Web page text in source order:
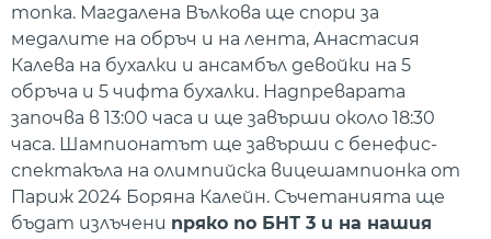
топка. Магдалена Вълкова ще спори за
медалите на обръч и на лента, Анастасия
Калева на бухалки и ансамбъл девойки на 5
обръча и 5 чифта бухалки. Надпреварата
започва в 13:00 часа и ще завърши около 18:30
часа. Шампионатът ще завърши с бенефис-
спектакъла на олимпийска вицешампионка от
Париж 2024 Боряна Калейн. Съчетанията ще
бъдат излъчени пряко по БНТ 3 и на нашия